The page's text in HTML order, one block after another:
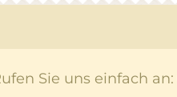
Sie uns einfach an: